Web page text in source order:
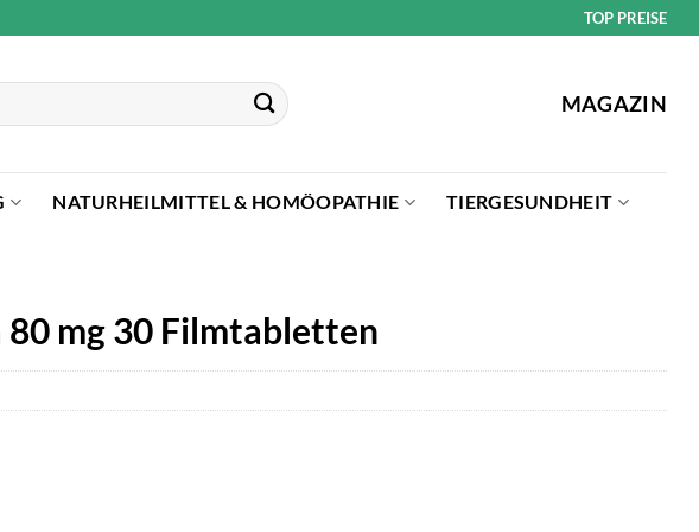
TOP PREISE
MAGAZIN
NATURHEILMITTEL & HOMÖOPATHIE TIERGESUNDHEIT
80 mg 30 Filmtabletten